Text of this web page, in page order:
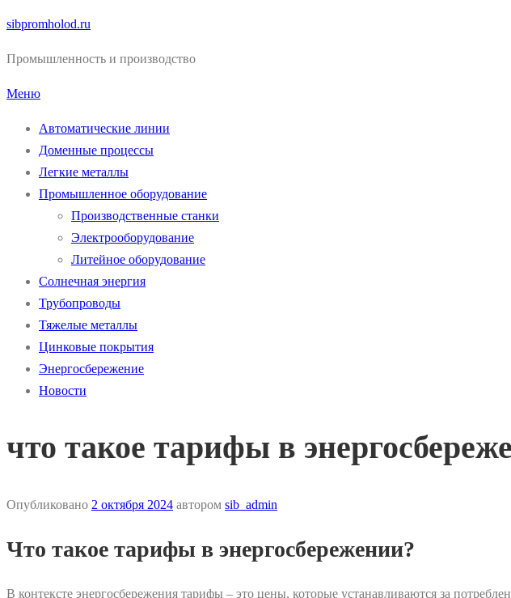
Перейти
содержимому
sibpromholod.ru
Промышленность и производство
Меню
Автоматические линии
Доменные процессы
Легкие металлы
Промышленное оборудование
Производственные станки
Электрооборудование
Литейное оборудование
Солнечная энергия
Трубопроводы
Тяжелые металлы
Цинковые покрытия
Энергосбережение
Новости
что такое тарифы в
Опубликовано 2 октября 2024 автором sib_admin
Что такое тарифы в энергосбережении?
В контексте энергосбережения тарифы – это цены, которые устанавливаются за